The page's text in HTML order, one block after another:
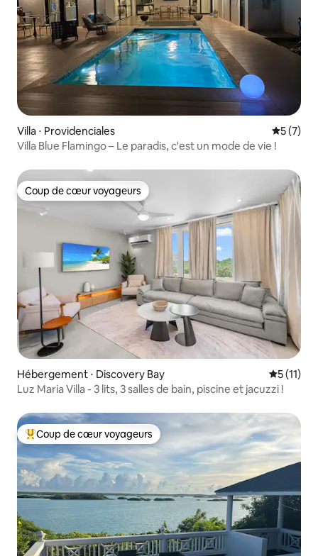
Villa ⋅ Providenciales
5 (7)
Villa Blue Flamingo – Le paradis, c'est un mode de vie !
Coup de cœur voyageurs
Coup de cœur voyageurs
Hébergement ⋅ Discovery Bay
5 (11)
Luz Maria Villa - 3 lits, 3 salles de bain, piscine et jacuzzi !
Coups de cœur voyageurs les plus appréciés
Coup de cœur voyageurs